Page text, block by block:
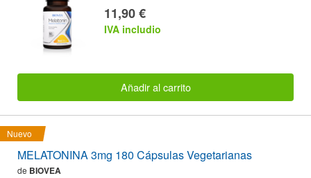
11,90 €
IVA includio
Añadir al carrito
Nuevo
MELATONINA 3mg 180 Cápsulas Vegetarianas
de BIOVEA